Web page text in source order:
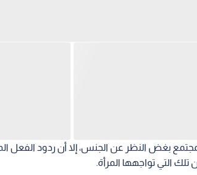
بغض النظر عن الجنس، إلا أن ردود الفعل
التي تواجهها المرأة.